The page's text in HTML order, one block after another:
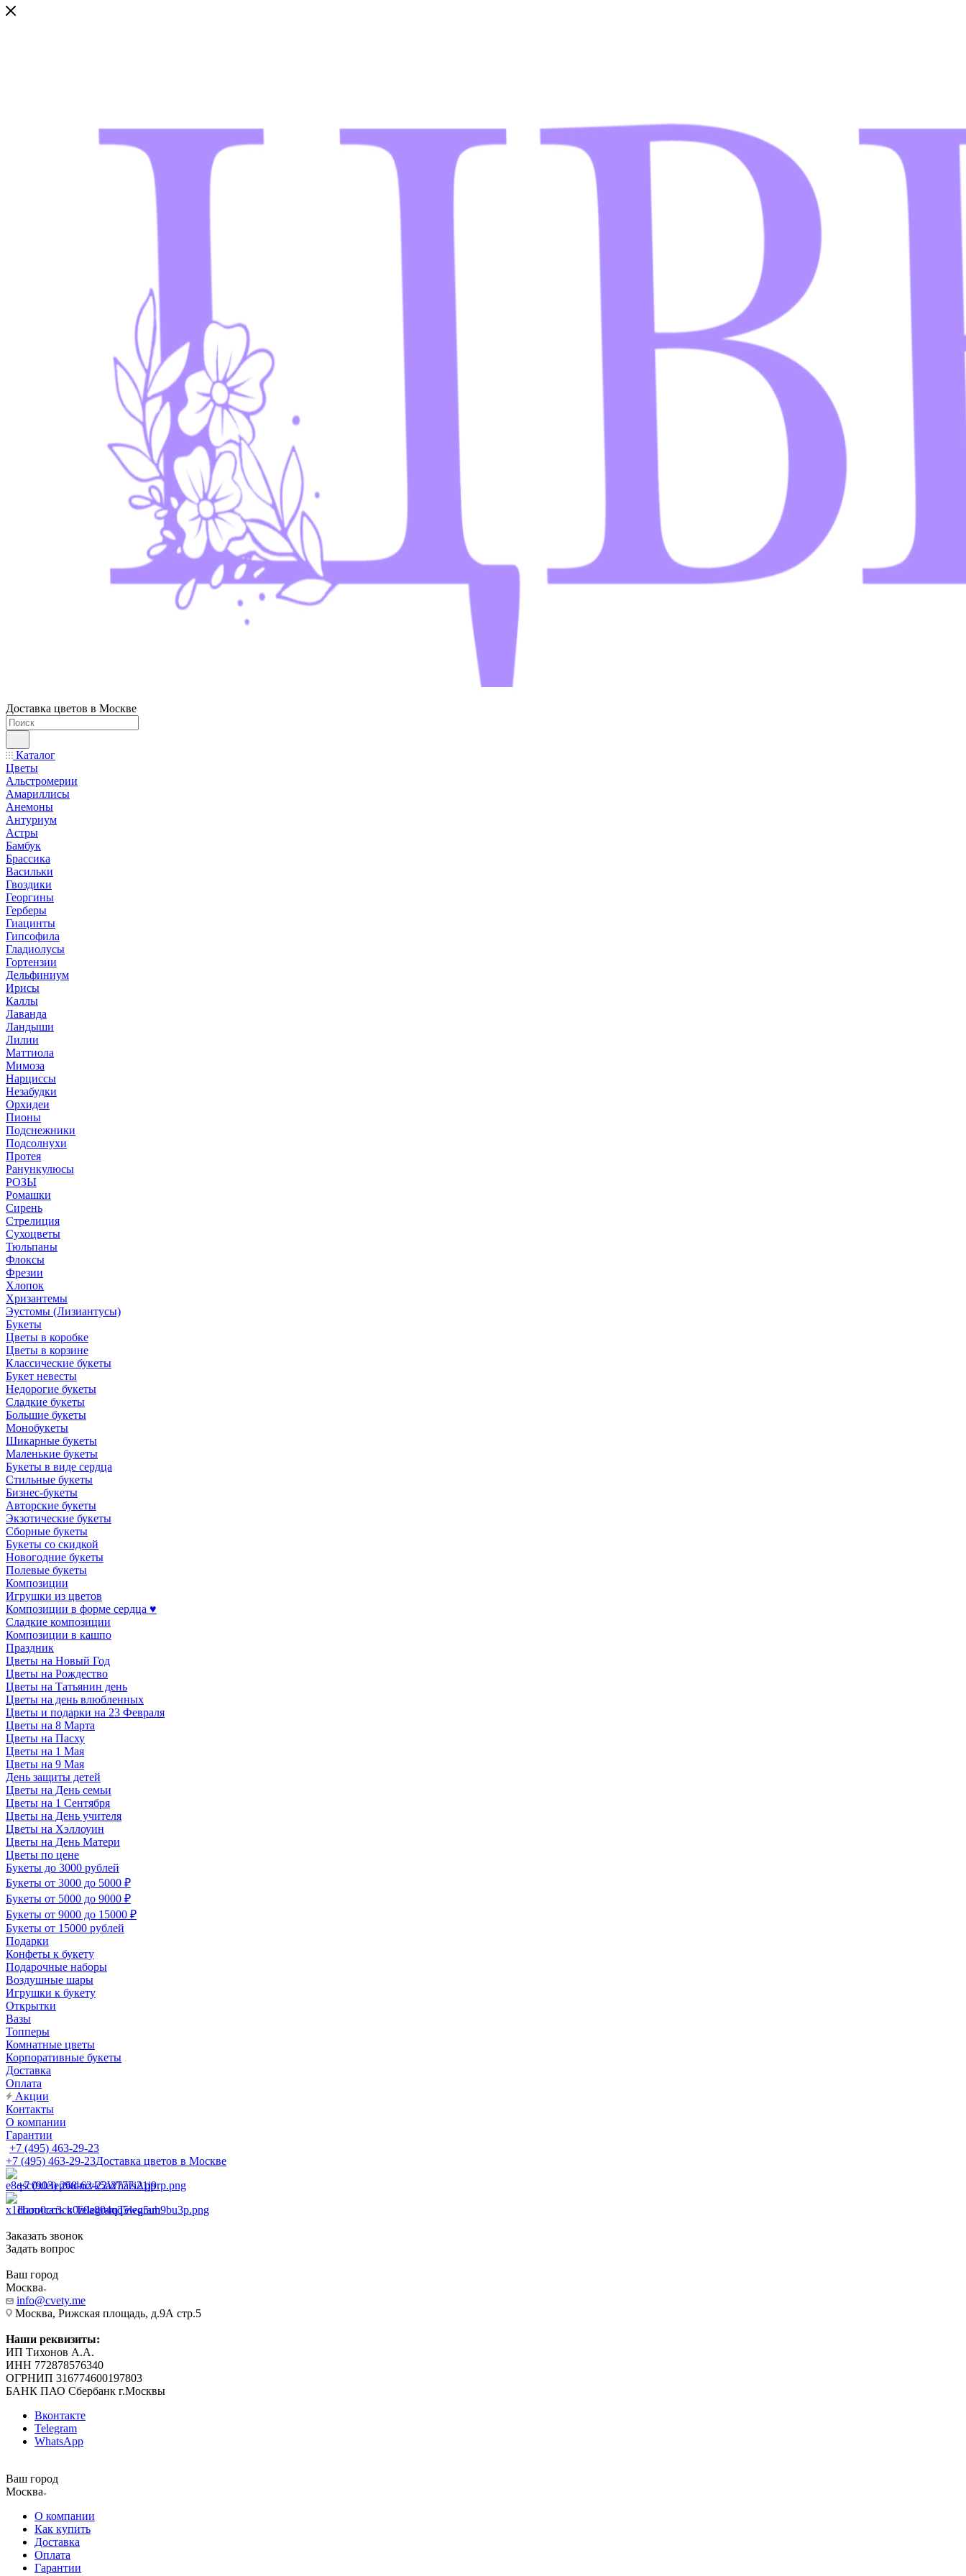
Доставка цветов в Москве
Каталог
Цветы
Альстромерии
Амариллисы
Анемоны
Антуриум
Астры
Бамбук
Брассика
Васильки
Гвоздики
Георгины
Герберы
Гиацинты
Гипсофила
Гладиолусы
Гортензии
Дельфиниум
Ирисы
Каллы
Лаванда
Ландыши
Лилии
Маттиола
Мимоза
Нарциссы
Незабудки
Орхидеи
Пионы
Подснежники
Подсолнухи
Протея
Ранункулюсы
РОЗЫ
Ромашки
Сирень
Стрелиция
Сухоцветы
Тюльпаны
Флоксы
Фрезии
Хлопок
Хризантемы
Эустомы (Лизиантусы)
Букеты
Цветы в коробке
Цветы в корзине
Классические букеты
Букет невесты
Недорогие букеты
Сладкие букеты
Большие букеты
Монобукеты
Шикарные букеты
Маленькие букеты
Букеты в виде сердца
Стильные букеты
Бизнес-букеты
Авторские букеты
Экзотические букеты
Сборные букеты
Букеты со скидкой
Новогодние букеты
Полевые букеты
Композиции
Игрушки из цветов
Композиции в форме сердца ♥
Сладкие композиции
Композиции в кашпо
Праздник
Цветы на Новый Год
Цветы на Рождество
Цветы на Татьянин день
Цветы на день влюбленных
Цветы и подарки на 23 Февраля
Цветы на 8 Марта
Цветы на Пасху
Цветы на 1 Мая
Цветы на 9 Мая
День защиты детей
Цветы на День семьи
Цветы на 1 Сентября
Цветы на День учителя
Цветы на Хэллоуин
Цветы на День Матери
Цветы по цене
Букеты до 3000 рублей
Букеты от 3000 до 5000 ₽
Букеты от 5000 до 9000 ₽
Букеты от 9000 до 15000 ₽
Букеты от 15000 рублей
Подарки
Конфеты к букету
Подарочные наборы
Воздушные шары
Игрушки к букету
Открытки
Вазы
Топперы
Комнатные цветы
Корпоративные букеты
Доставка
Оплата
Акции
Контакты
О компании
Гарантии
+7 (495) 463-29-23
+7 (495) 463-29-23Доставка цветов в Москве
+7 (903) 268-62-22WhatsApp
Написать в TelegramTelegram
Заказать звонок
Задать вопрос
Ваш город
Москва
info@cvety.me
Москва, Рижская площадь, д.9А стр.5
Наши реквизиты:
ИП Тихонов А.А.
ИНН 772878576340
ОГРНИП 316774600197803
БАНК ПАО Сбербанк г.Москвы
Вконтакте
Telegram
WhatsApp
Ваш город
Москва
О компании
Как купить
Доставка
Оплата
Гарантии